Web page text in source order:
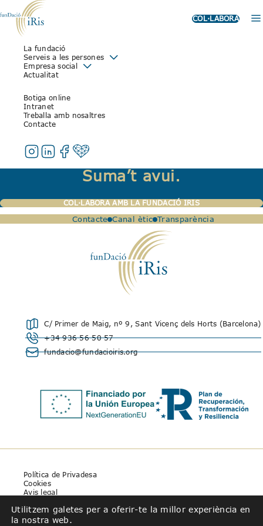
COL·LABORA
La fundació
Serveis a les persones
Empresa social
Actualitat
Botiga online
Intranet
Treballa amb nosaltres
Contacte
El passat 24 d’abril vam anar a recollir les mascaretes que FECETC ens
va donar, gràcies als col·laboradors donants d’aquesta entitat.
Gràcies a ells, disposem de més mascaretes per als treballadors i
La gerent de la nostra entitat va recollir-les al magatzem del proveïdor
a Cornellà.
El teu suport transforma vides.
Suma’t avui.
COL·LABORA AMB LA FUNDACIÓ IRIS
Contacte Canal ètic Transparència
C/ Primer de Maig, nº 9, Sant Vicenç dels Horts (Barcelona)
+34 936 56 50 57
fundacio@fundacioiris.org
Política de Privadesa
Cookies
Avis legal
Utilitzem galetes per a oferir-te la millor experiència en
la nostra web.